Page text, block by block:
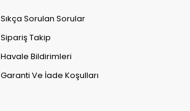
Sıkça Sorulan Sorular
Sipariş Takip
Havale Bildirimleri
Garanti Ve İade Koşulları